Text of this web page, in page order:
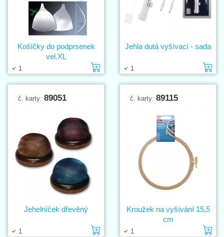
1 Vložit do košíku
Košíčky do podprsenek
vel.XL
1
Jehla dutá vyšívací - sada
č. karty: 89051
1 Vložit do košíku
Jehelníček dřevěný
č. karty: 89115
1
Kroužek na vyšívání 15,5
cm